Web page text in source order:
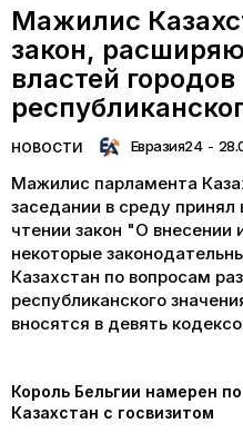
Мажилис
закон,
властей городов
НОВОСТИ Евразия24 -
Мажилис парламента
заседании в среду
чтении закон "О внесении
некоторые
Казахстан по вопросам
республиканского
вносятся в девять
Король Бельгии намерен
Казахстан с госвизитом